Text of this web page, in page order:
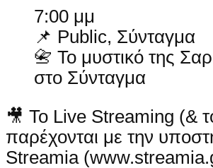
7:00 μμ
📌 Public, Σύνταγμα
📇 Το μυστικό της
στο Σύνταγμα
🎥 Το Live Streaming (&
παρέχονται με την
Streamia